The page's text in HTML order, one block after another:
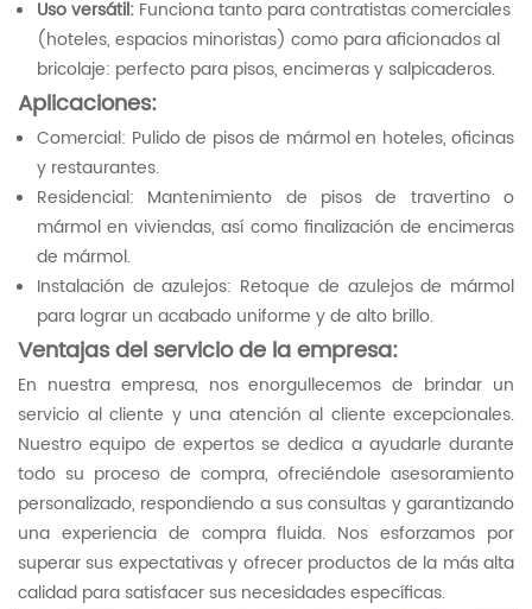
Uso versátil: Funciona tanto para contratistas comerciales
(hoteles, espacios minoristas) como para aficionados al
bricolaje: perfecto para pisos, encimeras y salpicaderos.
Aplicaciones:
Comercial: Pulido de pisos de mármol en hoteles, oficinas
y restaurantes.
Residencial: Mantenimiento de pisos de travertino o
mármol en viviendas, así como finalización de encimeras
de mármol.
Instalación de azulejos: Retoque de azulejos de mármol
para lograr un acabado uniforme y de alto brillo.
Ventajas del servicio de la empresa:
En nuestra empresa, nos enorgullecemos de brindar un
servicio al cliente y una atención al cliente excepcionales.
Nuestro equipo de expertos se dedica a ayudarle durante
todo su proceso de compra, ofreciéndole asesoramiento
personalizado, respondiendo a sus consultas y garantizando
una experiencia de compra fluida. Nos esforzamos por
superar sus expectativas y ofrecer productos de la más alta
calidad para satisfacer sus necesidades específicas.